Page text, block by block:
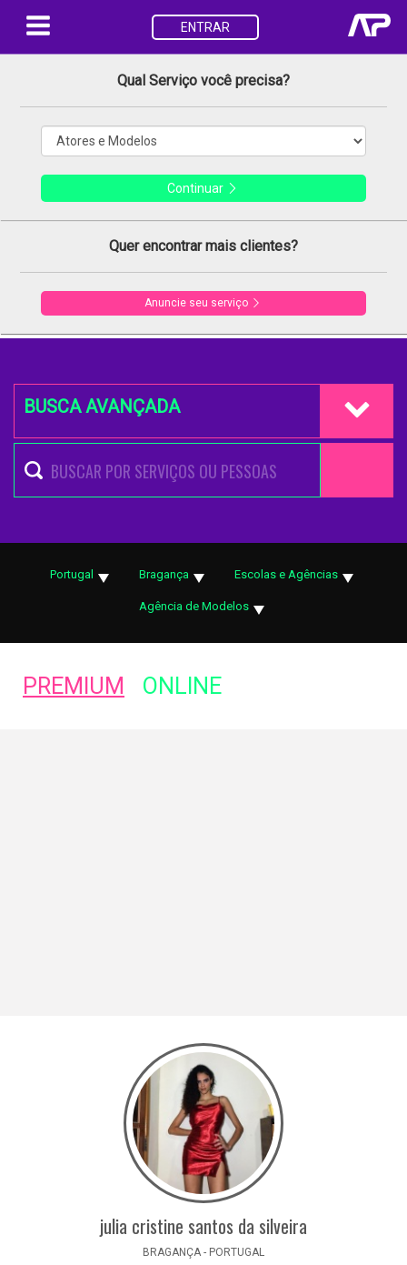
ENTRAR
Qual Serviço você precisa?
Continuar
Quer encontrar mais clientes?
Anuncie seu serviço
BUSCA AVANÇADA
Portugal Bragança Escolas e Agências
Agência de Modelos
PREMIUM ONLINE
julia cristine santos da silveira
BRAGANÇA - PORTUGAL